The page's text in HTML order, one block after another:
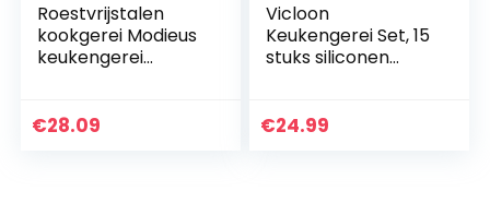
Roestvrijstalen
kookgerei Modieus
keukengerei
Uitstekend
€28.09
Vicloon
Keukengerei Set, 15
stuks siliconen
inclusief borstel,
€24.99